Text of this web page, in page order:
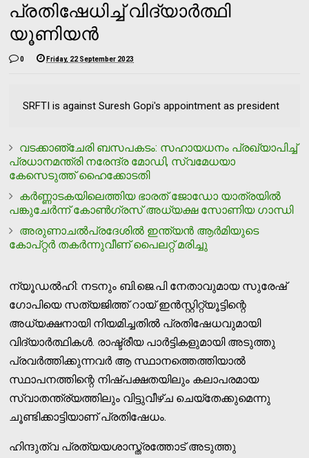
പ്രതിഷേധിച്ച് വിദ്യാര്‍ത്ഥി
യൂണിയന്‍
0 Friday, 22 September 2023
SRFTI is against Suresh Gopi's appointment as president
വടക്കാഞ്ചേരി ബസപകടം: സഹായധനം പ്രഖ്യാപിച്ച്
പ്രധാനമന്ത്രി നരേന്ദ്ര മോഡി, സ്വമേധയാ
കേസെടുത്ത് ഹൈക്കോടതി
കര്‍ണ്ണാടകയിലെത്തിയ ഭാരത് ജോഡോ യാത്രയില്‍
പങ്കുചേര്‍ന്ന് കോണ്‍ഗ്രസ് അധ്യക്ഷ സോണിയ ഗാന്ധി
അരുണാചല്‍പ്രദേശില്‍ ഇന്ത്യന്‍ ആര്‍മിയുടെ
കോപ്റ്റര്‍ തകര്‍ന്നുവീണ് പൈലറ്റ് മരിച്ചു
ന്യൂഡല്‍ഹി: നടനും ബി.ജെ.പി നേതാവുമായ സുരേഷ്
ഗോപിയെ സത്യജിത്ത് റായ് ഇന്‍സ്റ്റിറ്റ്യൂട്ടിന്റെ
അധ്യക്ഷനായി നിയമിച്ചതില്‍ പ്രതിഷേധവുമായി
വിദ്യാര്‍ത്ഥികള്‍. രാഷ്ട്രീയ പാര്‍ട്ടികളുമായി അടുത്തു
പ്രവര്‍ത്തിക്കുന്നവര്‍ ആ സ്ഥാനത്തെത്തിയാല്‍
സ്ഥാപനത്തിന്റെ നിഷ്പക്ഷതയിലും കലാപരമായ
സ്വാതന്ത്ര്യത്തിലും വിട്ടുവീഴ്ച ചെയ്‌തേക്കുമെന്നു
ചൂണ്ടിക്കാട്ടിയാണ് പ്രതിഷേധം.
ഹിന്ദുത്വ പ്രത്യയശാസ്ത്രത്തോട് അടുത്തു